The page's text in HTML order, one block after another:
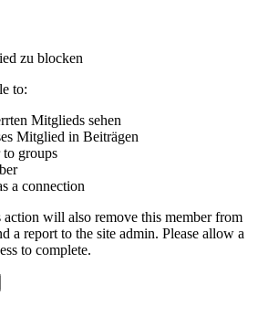
zu blocken
to:
Mitglieds sehen
Mitglied in Beiträgen
groups
a connection
action will also remove this member from
a report to the site admin. Please allow a
to complete.